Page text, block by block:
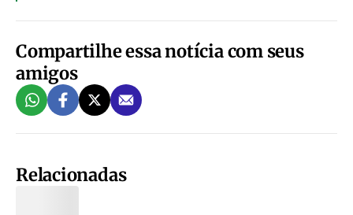
Compartilhe essa notícia com seus
amigos
Relacionadas